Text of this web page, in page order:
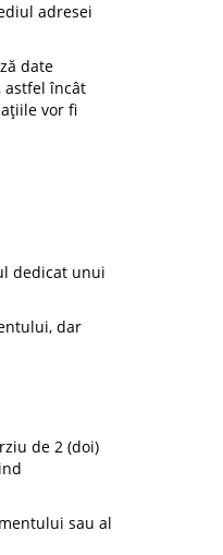
adresei
date
astfel încât
vor fi
dedicat unui
dar
de 2 (doi)
sau al